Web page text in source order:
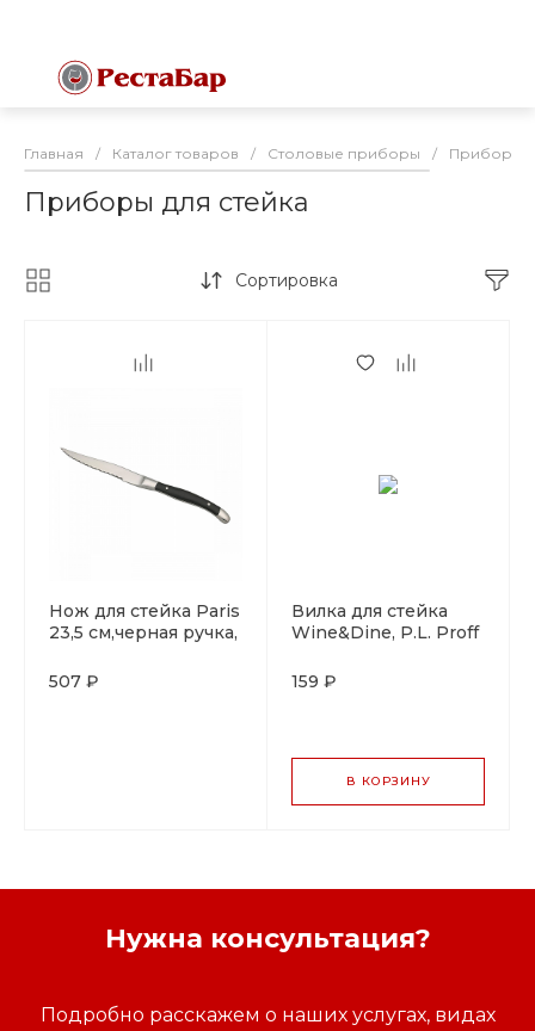
Главная / Каталог товаров / Столовые приборы / Приборы
Приборы для стейка
Сортировка
Нож для стейка Paris
23,5 см,черная ручка,
507 ₽
Вилка для стейка
Wine&Dine, P.L. Proff
159 ₽
В КОРЗИНУ
Нужна консультация?
Подробно расскажем о наших услугах, видах